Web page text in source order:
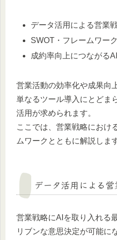
データ活用による営業
SWOT・フレームワー
成約率向上につながる
営業活動の効率化や成果向
単なるツール導入にとどま
活用が求められます。
ここでは、営業戦略におけ
ムワークとともに解説しま
データ活用による
営業戦略にAIを取り入れる
リブンな意思決定が可能に